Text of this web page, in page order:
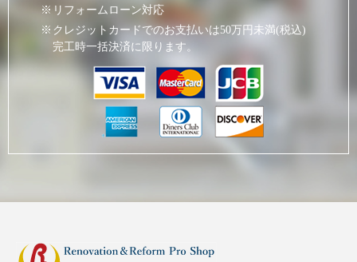
リフォームローン対応
クレジットカードでのお支払いは50万円未満(税込)
完工時一括決済に限ります。